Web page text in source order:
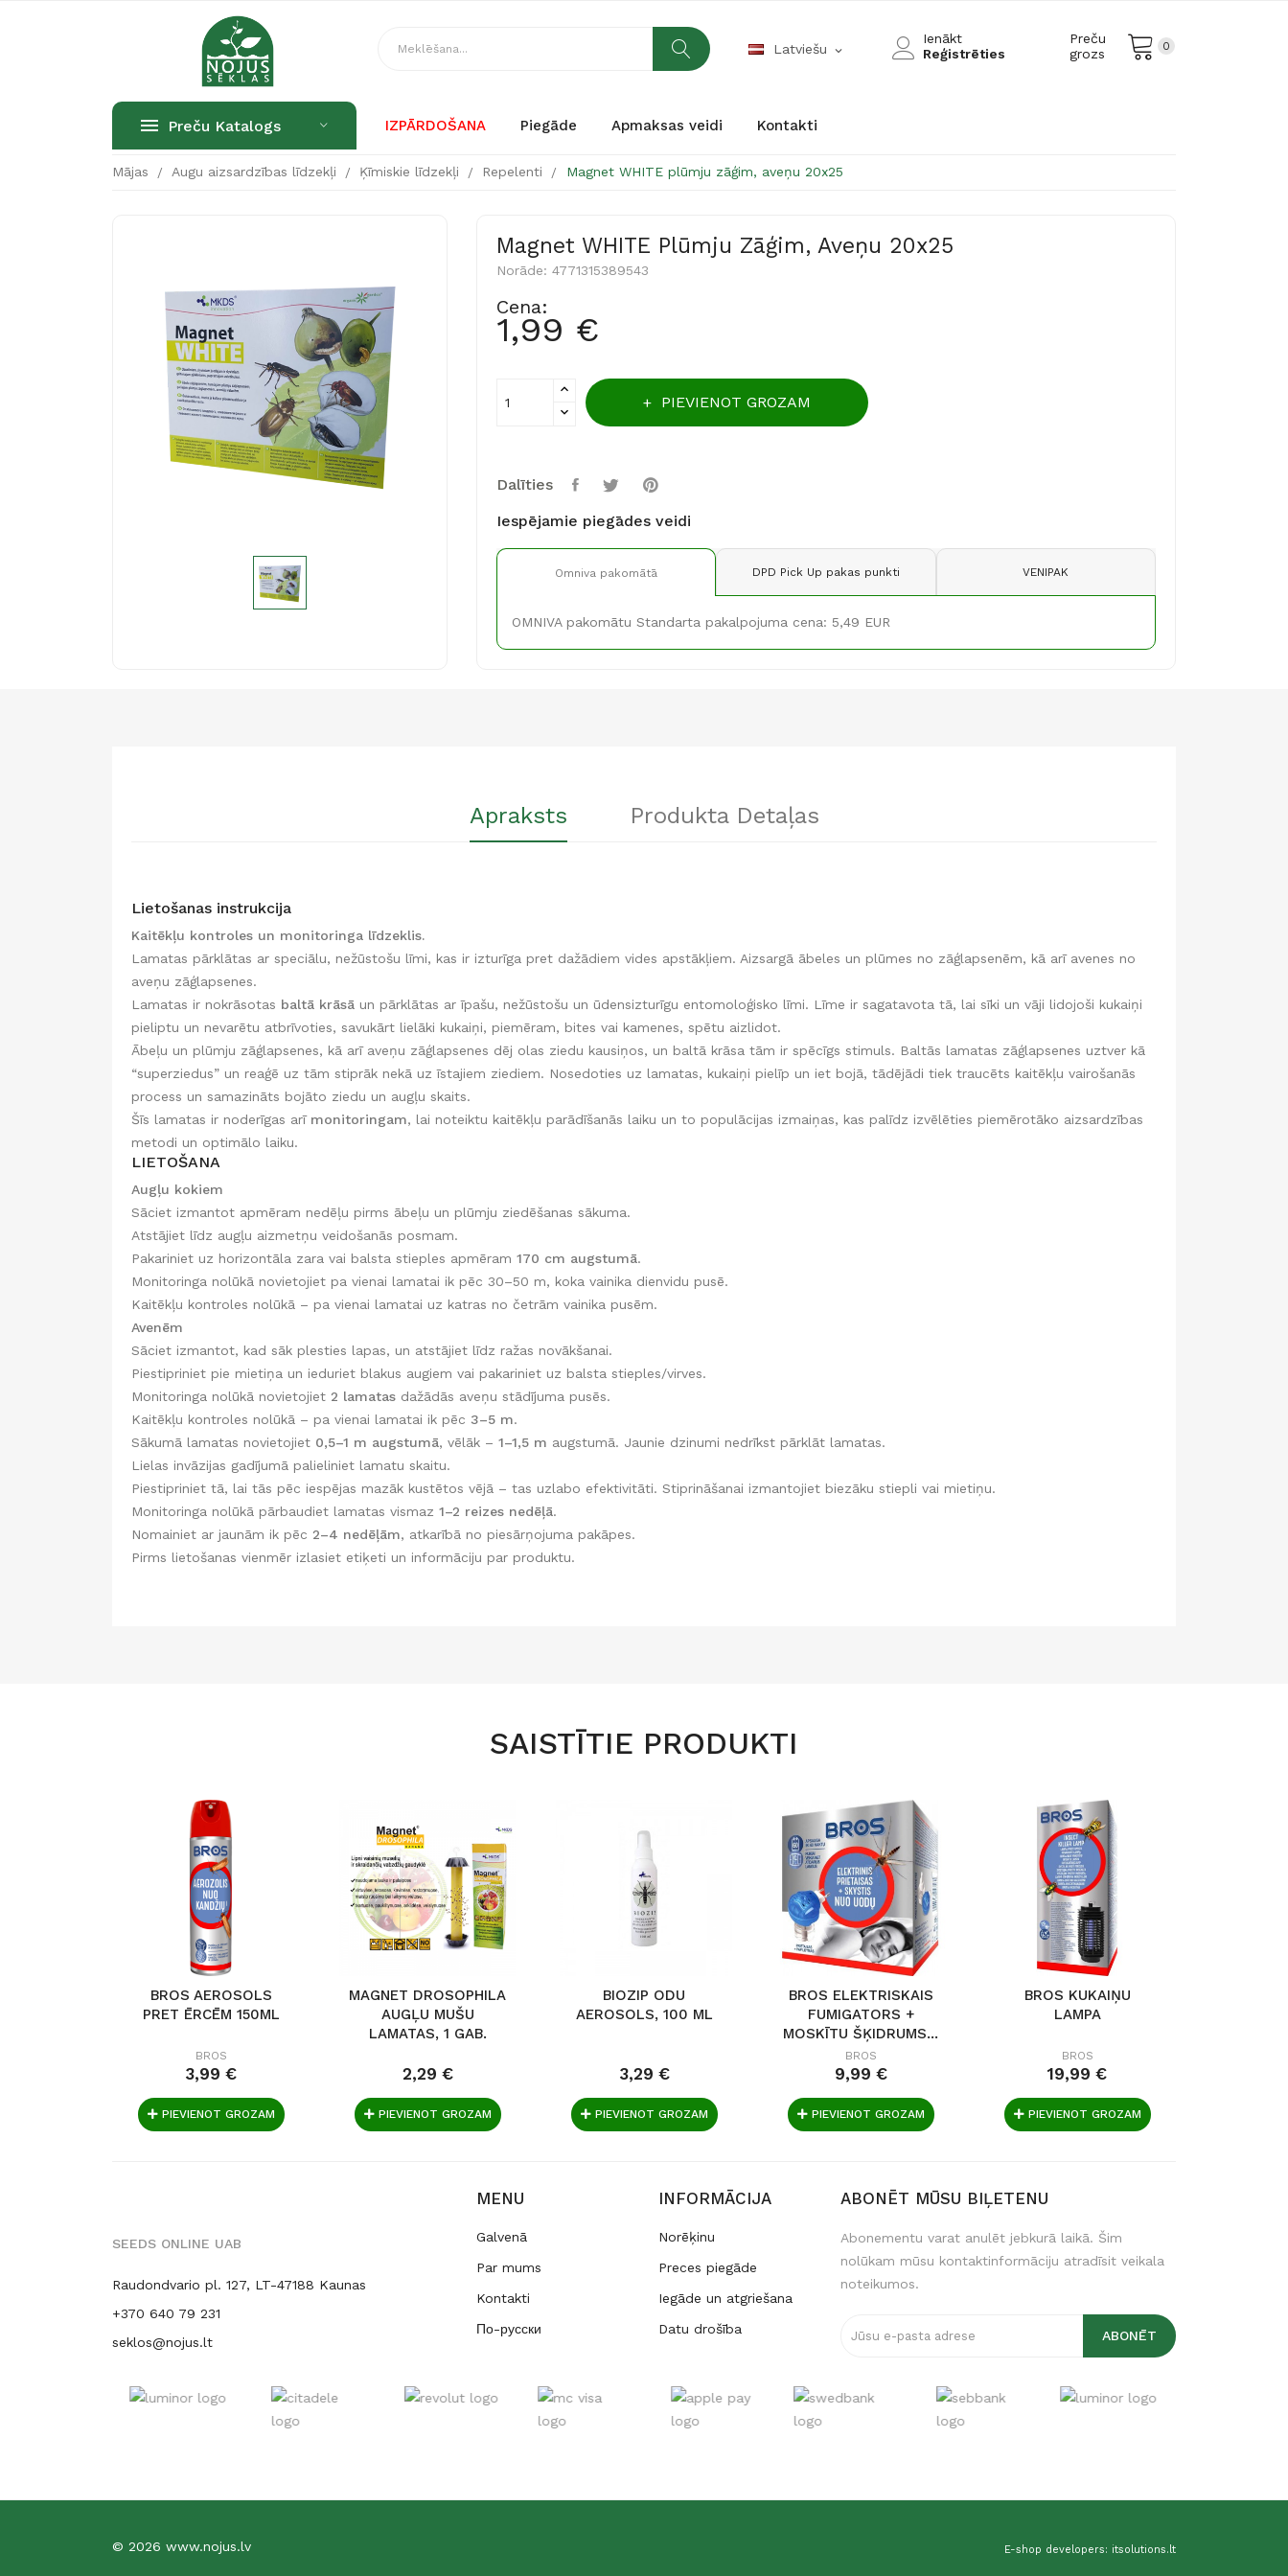
Preču
grozs
0
Ienākt
Reģistrēties
Latviešu expand_more
Preču Katalogs IZPĀRDOŠANA Piegāde Apmaksas veidi Kontakti
Mājas Augu aizsardzības līdzekļi Ķīmiskie līdzekļi Repelenti Magnet WHITE plūmju zāģim, aveņu 20x25
Magnet WHITE Plūmju Zāģim, Aveņu 20x25
Norāde: 4771315389543
Cena:
1,99 €
PIEVIENOT GROZAM
Dalīties
Iespējamie piegādes veidi
Omniva pakomātā DPD Pick Up pakas punkti VENIPAK
OMNIVA pakomātu Standarta pakalpojuma cena: 5,49 EUR
Apraksts Produkta Detaļas
Lietošanas instrukcija
Kaitēkļu kontroles un monitoringa līdzeklis.
Lamatas pārklātas ar speciālu, nežūstošu līmi, kas ir izturīga pret dažādiem vides apstākļiem. Aizsargā ābeles un plūmes no zāģlapsenēm, kā arī avenes no
aveņu zāģlapsenes.
Lamatas ir nokrāsotas baltā krāsā un pārklātas ar īpašu, nežūstošu un ūdensizturīgu entomoloģisko līmi. Līme ir sagatavota tā, lai sīki un vāji lidojoši kukaiņi
pieliptu un nevarētu atbrīvoties, savukārt lielāki kukaiņi, piemēram, bites vai kamenes, spētu aizlidot.
Ābeļu un plūmju zāģlapsenes, kā arī aveņu zāģlapsenes dēj olas ziedu kausiņos, un baltā krāsa tām ir spēcīgs stimuls. Baltās lamatas zāģlapsenes uztver kā
“superziedus” un reaģē uz tām stiprāk nekā uz īstajiem ziediem. Nosedoties uz lamatas, kukaiņi pielīp un iet bojā, tādējādi tiek traucēts kaitēkļu vairošanās
process un samazināts bojāto ziedu un augļu skaits.
Šīs lamatas ir noderīgas arī monitoringam, lai noteiktu kaitēkļu parādīšanās laiku un to populācijas izmaiņas, kas palīdz izvēlēties piemērotāko aizsardzības
metodi un optimālo laiku.
LIETOŠANA
Augļu kokiem
Sāciet izmantot apmēram nedēļu pirms ābeļu un plūmju ziedēšanas sākuma.
Atstājiet līdz augļu aizmetņu veidošanās posmam.
Pakariniet uz horizontāla zara vai balsta stieples apmēram 170 cm augstumā.
Monitoringa nolūkā novietojiet pa vienai lamatai ik pēc 30–50 m, koka vainika dienvidu pusē.
Kaitēkļu kontroles nolūkā – pa vienai lamatai uz katras no četrām vainika pusēm.
Avenēm
Sāciet izmantot, kad sāk plesties lapas, un atstājiet līdz ražas novākšanai.
Piestipriniet pie mietiņa un ieduriet blakus augiem vai pakariniet uz balsta stieples/virves.
Monitoringa nolūkā novietojiet 2 lamatas dažādās aveņu stādījuma pusēs.
Kaitēkļu kontroles nolūkā – pa vienai lamatai ik pēc 3–5 m.
Sākumā lamatas novietojiet 0,5–1 m augstumā, vēlāk – 1–1,5 m augstumā. Jaunie dzinumi nedrīkst pārklāt lamatas.
Lielas invāzijas gadījumā palieliniet lamatu skaitu.
Piestipriniet tā, lai tās pēc iespējas mazāk kustētos vējā – tas uzlabo efektivitāti. Stiprināšanai izmantojiet biezāku stiepli vai mietiņu.
Monitoringa nolūkā pārbaudiet lamatas vismaz 1–2 reizes nedēļā.
Nomainiet ar jaunām ik pēc 2–4 nedēļām, atkarībā no piesārņojuma pakāpes.
Pirms lietošanas vienmēr izlasiet etiķeti un informāciju par produktu.
SAISTĪTIE PRODUKTI
BROS AEROSOLS
PRET ĒRCĒM 150ML
BROS
3,99 €
PIEVIENOT GROZAM
MAGNET DROSOPHILA
AUGĻU MUŠU
LAMATAS, 1 GAB.
2,29 €
PIEVIENOT GROZAM
BIOZIP ODU
AEROSOLS, 100 ML
3,29 €
PIEVIENOT GROZAM
BROS ELEKTRISKAIS
FUMIGATORS +
MOSKĪTU ŠĶIDRUMS...
BROS
9,99 €
PIEVIENOT GROZAM
BROS KUKAIŅU
LAMPA
BROS
19,99 €
PIEVIENOT GROZAM
SEEDS ONLINE UAB
Raudondvario pl. 127, LT-47188 Kaunas
+370 640 79 231
seklos@nojus.lt
MENU
Galvenā
Par mums
Kontakti
По-русски
INFORMĀCIJA
Norēķinu
Preces piegāde
Iegāde un atgriešana
Datu drošība
ABONĒT MŪSU BIĻETENU
Abonementu varat anulēt jebkurā laikā. Šim
nolūkam mūsu kontaktinformāciju atradīsit veikala
noteikumos.
© 2026 www.nojus.lv E-shop developers: itsolutions.lt